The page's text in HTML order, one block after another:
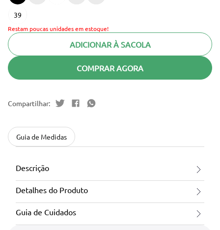
39
Restam poucas unidades em estoque!
ADICIONAR À SACOLA
COMPRAR AGORA
Guia de Medidas
Descrição
Detalhes do Produto
Guia de Cuidados